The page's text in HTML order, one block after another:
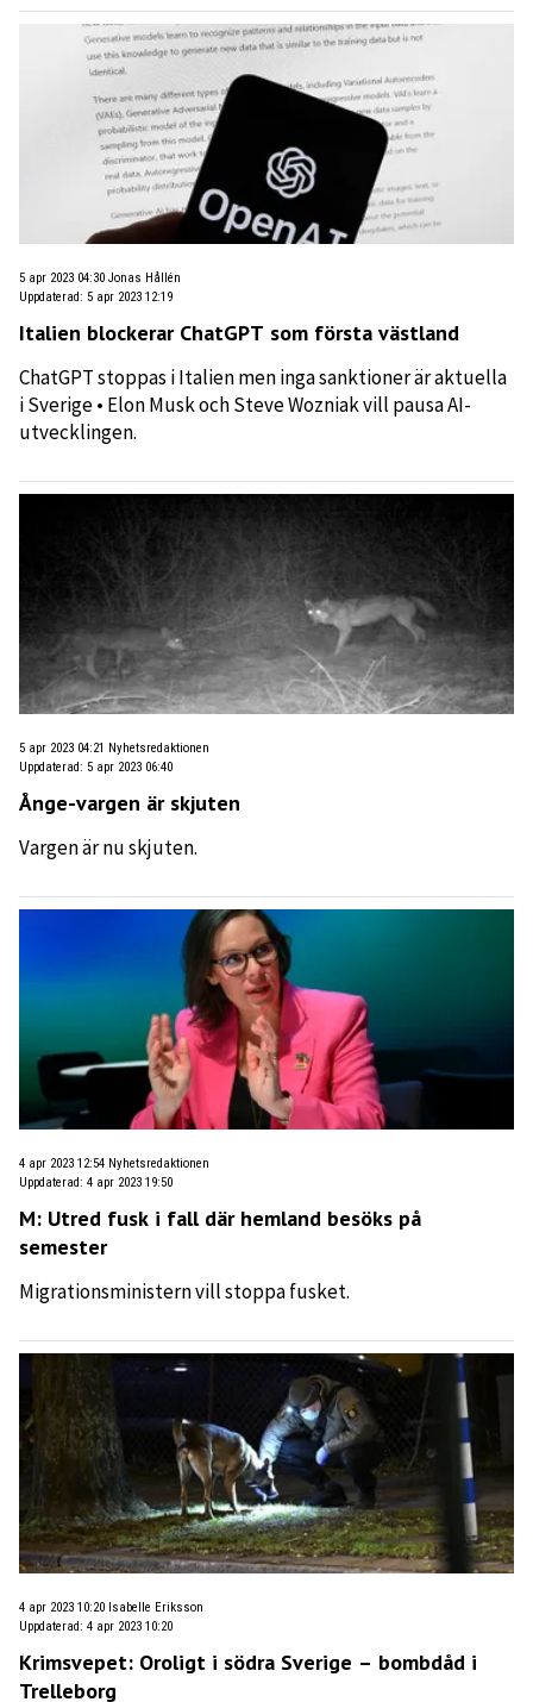
5 apr 2023 04:30 Jonas Hållén
Uppdaterad: 5 apr 2023 12:19
Italien blockerar ChatGPT som första västland
ChatGPT stoppas i Italien men inga sanktioner är aktuella
i Sverige • Elon Musk och Steve Wozniak vill pausa AI-
utvecklingen.
5 apr 2023 04:21 Nyhetsredaktionen
Uppdaterad: 5 apr 2023 06:40
Ånge-vargen är skjuten
Vargen är nu skjuten.
4 apr 2023 12:54 Nyhetsredaktionen
Uppdaterad: 4 apr 2023 19:50
M: Utred fusk i fall där hemland besöks på
semester
Migrationsministern vill stoppa fusket.
4 apr 2023 10:20 Isabelle Eriksson
Uppdaterad: 4 apr 2023 10:20
Krimsvepet: Oroligt i södra Sverige – bombdåd i
Trelleborg